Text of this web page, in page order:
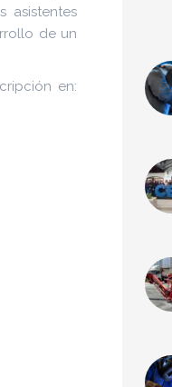
asistentes
de un
en: